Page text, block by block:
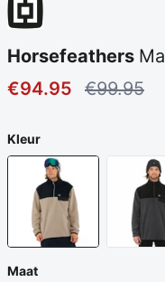
Horsefeathers
€94.95
€99.95
Kleur
Maat